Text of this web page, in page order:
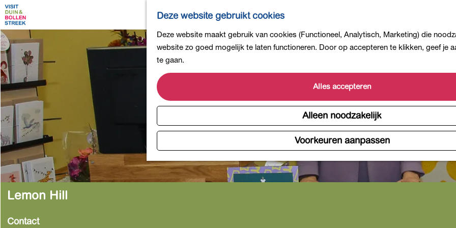
Deze website gebruikt cookies
Deze website maakt gebruik van cookies (Functioneel, Analytisch, Marketing) die
website zo goed mogelijk te laten functioneren. Door op accepteren te klikken, geef je
te gaan.
Alles accepteren
Alleen noodzakelijk
Voorkeuren aanpassen
G
a
n
a
a
r
e
h
o
m
e
Lemon Hill
Contact